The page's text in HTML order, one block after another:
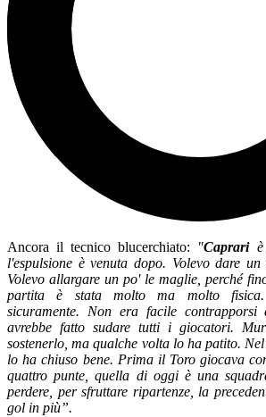
Ancora il tecnico blucerchiato: "Caprariè
l'espulsione è venuta dopo. Volevo dare
Volevo allargare un po' le maglie, perché
partita è stata molto ma molto
sicuramente. Non era facile contrapporsi
avrebbe fatto sudare tutti i giocatori.
sostenerlo, ma qualche volta lo ha patito.
lo ha chiuso bene. Prima il Toro giocava
quattro punte, quella di oggi è una
perdere, per sfruttare ripartenze, la
gol in più”.